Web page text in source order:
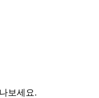
보세요.